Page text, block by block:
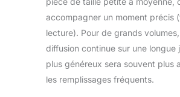
accompagner un moment précis
lecture). Pour de grands
diffusion continue sur une longue
plus généreux sera souvent plus
les remplissages fréquents.